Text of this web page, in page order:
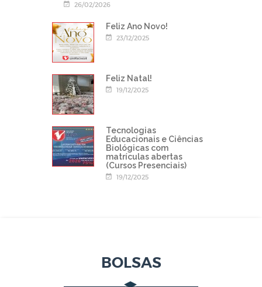
26/02/2026
Feliz Ano Novo!
23/12/2025
Feliz Natal!
19/12/2025
Tecnologias
Educacionais e Ciências
Biológicas com
matrículas abertas
(Cursos Presenciais)
19/12/2025
BOLSAS